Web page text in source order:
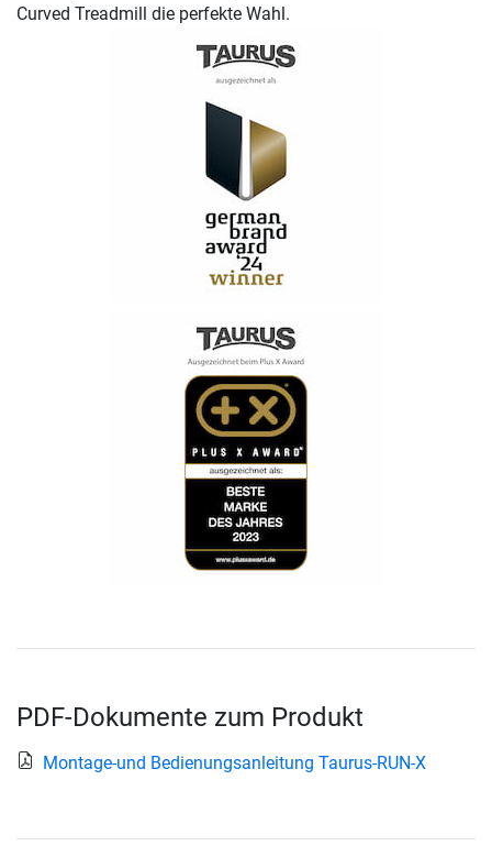
Curved Treadmill die perfekte Wahl.
PDF-Dokumente zum Produkt
Montage-und Bedienungsanleitung Taurus-RUN-X